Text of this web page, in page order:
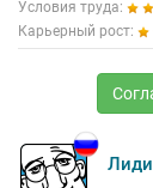
Условия труда:
Карьерный рост: